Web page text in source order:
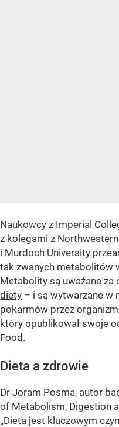
Naukowcy z Imperial
z kolegami z
i Murdoch University
tak zwanych metabolitów
Metabolity są uważane za
diety – i są wytwarzane w
pokarmów przez
który opublikował swoje
Food.
Dieta a zdrowie
Dr Joram Posma, autor
of Metabolism, Digestion
„Dieta jest kluczowym